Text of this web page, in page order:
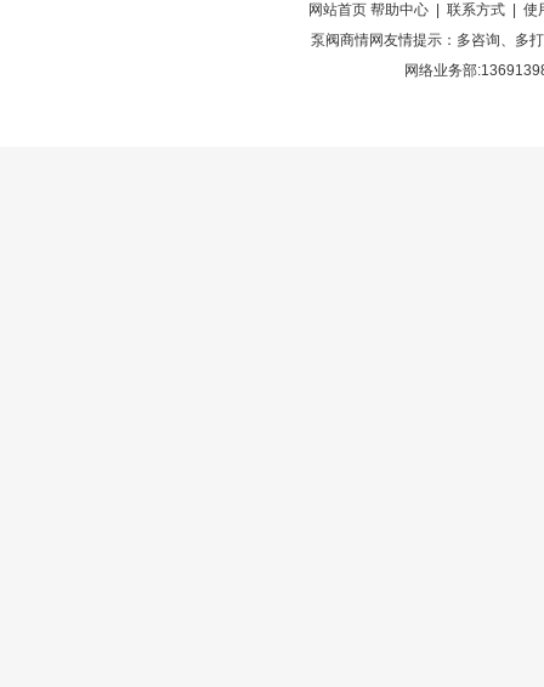
网站首页 帮助中心 联系方式
使
泵阀商情网友情提示：多咨询、多
网络业务部